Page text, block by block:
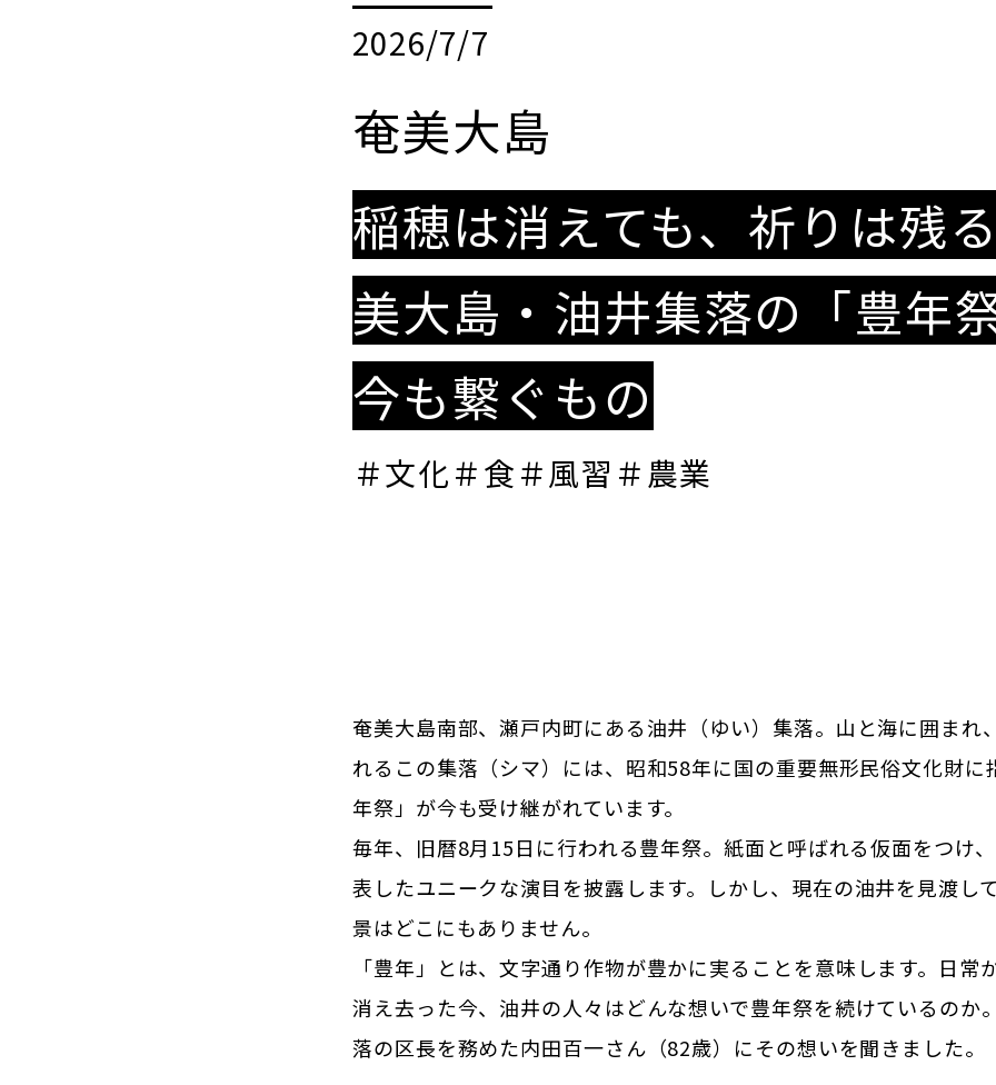
2026/7/7
奄美大島
稲穂は消えても、祈りは残
美大島・油井集落の「豊年
今も繋ぐもの
＃文化＃食＃風習＃農業
奄美大島南部、瀬戸内町にある油井（ゆい）集落。山と海に囲まれ
れるこの集落（シマ）には、昭和58年に国の重要無形民俗文化財に
年祭」が今も受け継がれています。
毎年、旧暦8月15日に行われる豊年祭。紙面と呼ばれる仮面をつけ
表したユニークな演目を披露します。しかし、現在の油井を見渡し
景はどこにもありません。
「豊年」とは、文字通り作物が豊かに実ることを意味します。日常
消え去った今、油井の人々はどんな想いで豊年祭を続けているのか
落の区長を務めた内田百一さん（82歳）にその想いを聞きました。